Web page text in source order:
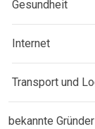
Gesundheit
Internet
Transport und
bekannte Gründer